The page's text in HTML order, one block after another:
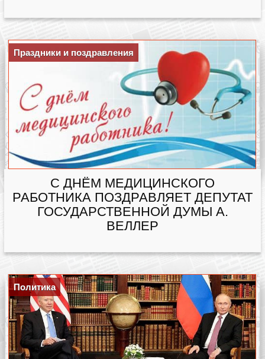
Праздники и поздравления
С ДНЁМ МЕДИЦИНСКОГО
РАБОТНИКА ПОЗДРАВЛЯЕТ ДЕПУТАТ
ГОСУДАРСТВЕННОЙ ДУМЫ А.
ВЕЛЛЕР
Политика